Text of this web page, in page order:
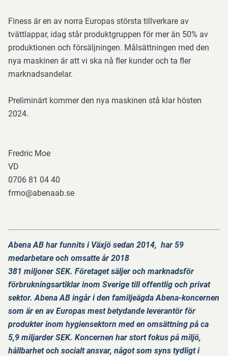
Finess är en av norra Europas största tillverkare av
tvättlappar, idag står produktgruppen för mer än 50% av
produktionen och försäljningen. Målsättningen med den
nya maskinen är att vi ska nå fler kunder och ta fler
marknadsandelar.
Preliminärt kommer den nya maskinen stå klar hösten
2024.
Fredric Moe
VD
0706 81 04 40
frmo@abenaab.se
Abena AB har funnits i Växjö sedan 2014, har 59
medarbetare och omsatte år 2018
381 miljoner SEK. Företaget säljer och marknadsför
förbrukningsartiklar inom Sverige till offentlig och privat
sektor. Abena AB ingår i den familjeägda Abena-koncernen
som är en av Europas mest betydande leverantör för
produkter inom hygiensektorn med en omsättning på ca
5,9 miljarder SEK. Koncernen har stort fokus på miljö,
hållbarhet och socialt ansvar, något som syns tydligt i